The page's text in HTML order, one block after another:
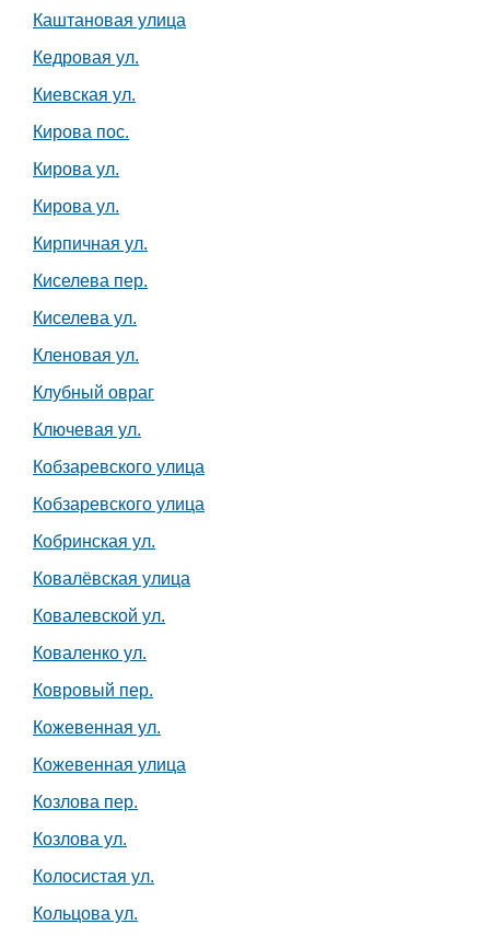
Каштановая улица
Кедровая ул.
Киевская ул.
Кирова пос.
Кирова ул.
Кирова ул.
Кирпичная ул.
Киселева пер.
Киселева ул.
Кленовая ул.
Клубный овраг
Ключевая ул.
Кобзаревского улица
Кобзаревского улица
Кобринская ул.
Ковалёвская улица
Ковалевской ул.
Коваленко ул.
Ковровый пер.
Кожевенная ул.
Кожевенная улица
Козлова пер.
Козлова ул.
Колосистая ул.
Кольцова ул.